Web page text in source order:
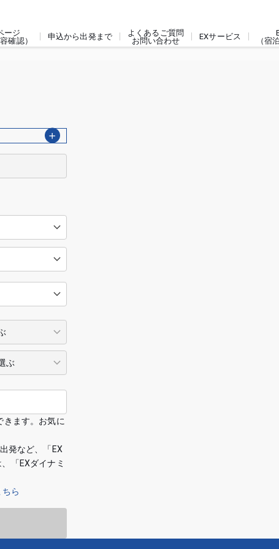
ージ
確認）
申込から出発まで
よくあるご質問
お問い合わせ
EXサービス
（宿
ます。お気に
発など、「EX
「EXダイナミ
ちら